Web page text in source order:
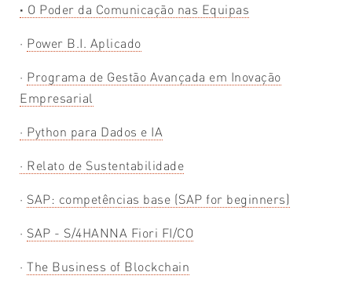
· O Poder da Comunicação nas Equipas
· Power B.I. Aplicado
· Programa de Gestão Avançada em Inovação
Empresarial
· Python para Dados e IA
· Relato de Sustentabilidade
· SAP: competências base (SAP for beginners)
· SAP - S/4HANNA Fiori FI/CO
·The Business of Blockchain